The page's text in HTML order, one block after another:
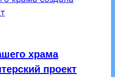
храма
проект